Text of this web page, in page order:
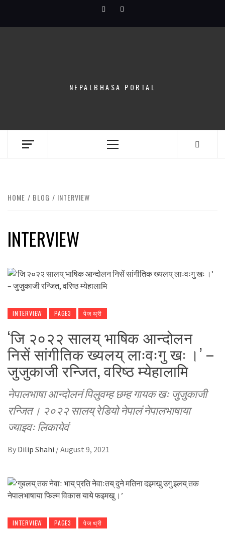
content
FacebookYoutube
NEPALBHASA PORTAL
Primary
HOME BLOG INTERVIEW
INTERVIEW
INTERVIEW PAGE3 पेज थ्री
‘जि २०२२ सालय् भाषिक आन्दोलन
निसें सांगीतिक ख्यलय् लाःवःगु खः ।’ –
जुजुकाजी रन्जित, वरिष्ठ म्येहालामि
नेपालभाषा आन्दोलनं पिलुवम्ह छम्ह गायक खः जुुजुकाजी
रन्जित । २०२२ सालय् रेडियो नेपालं नेपालभाषाया
ज्याझ्वः लिकायेवं
By Dilip Shahi /August 9, 2021
INTERVIEW PAGE3 पेज थ्री